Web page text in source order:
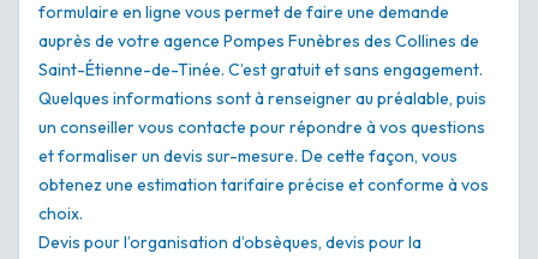
formulaire en ligne vous permet de faire une demande
auprès de votre agence Pompes Funèbres des Collines de
Saint-Étienne-de-Tinée. C’est gratuit et sans engagement.
Quelques informations sont à renseigner au préalable, puis
un conseiller vous contacte pour répondre à vos questions
et formaliser un devis sur-mesure. De cette façon, vous
obtenez une estimation tarifaire précise et conforme à vos
choix.
Devis pour l’organisation d’obsèques, devis pour la